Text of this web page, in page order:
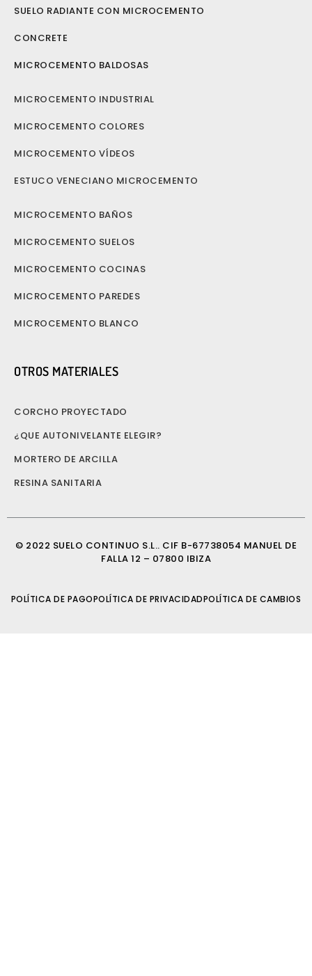
OTROS MATERIALES
CORCHO PROYECTADO
¿QUE AUTONIVELANTE ELEGIR?
MORTERO DE ARCILLA
RESINA SANITARIA
MICROCEMENTO BAÑOS
MICROCEMENTO SUELOS
MICROCEMENTO COCINAS
MICROCEMENTO PAREDES
MICROCEMENTO BLANCO
MICROCEMENTO INDUSTRIAL
MICROCEMENTO COLORES
MICROCEMENTO VÍDEOS
ESTUCO VENECIANO MICROCEMENTO
SUELO RADIANTE CON MICROCEMENTO
CONCRETE
MICROCEMENTO BALDOSAS
© 2022 SUELO CONTINUO S.L.. CIF B-67738054 MANUEL DE
FALLA 12 – 07800 IBIZA
POLÍTICA DE PAGOPOLÍTICA DE PRIVACIDADPOLÍTICA DE CAMBIOS